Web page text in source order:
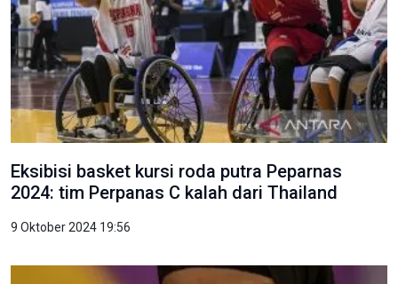
Eksibisi basket kursi roda putra Peparnas
2024: tim Perpanas C kalah dari Thailand
9 Oktober 2024 19:56